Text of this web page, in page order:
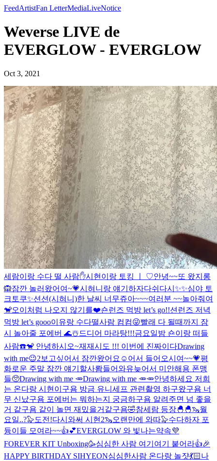
FeedArtistFan LetterMediaLiveNotice
Weverse LIVE de
EVERGLOW - EVERGLOW
Oct 3, 2021
세람이랑 수다 떨 사람✋시현이랑 토킹 ㅣ ♡안녕~~또 왔지롱
🙉잠깐 놀러왔어여~💗시혀니랑 얘기하자다쉬다시✨✨심야 토
크토쿠✨션션(시혀니)한 날씨 너무쥬아~~~여러분 ~~놀아줘여
🐒오이처럼 나오지 않기를❤️숀런즈 먹방 let’s go!!션런즈 저녁
먹방 let’s gooo이유랑 수다떨사람 컴컴😜빨래 다 될때까지 잠
시 놀아줄 포에버 🌊☃️드디어 마라탕!!!금요일밤 숀이랑 떠들
사람☎️🐒 안녕하시오~재재시도 !!! 이번에 진짜이다Drawing
with me😉2 보고싶어서 잠깐왔어요☺️ 어서 들어오시여~~💗평
화로운 주말 잠깐 얘기할사뢈들어와유늦어서 미안해용 폰맹
들🥺Drawing with me 🥕Drawing with me 🥕🥕안녕하세요 저희
는 온다랑 시현이구욤 방금 유니세프 관련촬영 하구왔구욤 너
무 신났구욤 포에버는 뭐하는지 궁금하구욤 알려주면 넘 좋을
거 같구욤 같이 놀면 재밌을거같구욤🤣참세람 등장🐣🐣🦦월
요일..?🦭도전!다시와써 시현2🦦오랜만에 와따🦭수다하자 포
듕이들 모여라~~👍💕EVERGLOW 와 빛나는약속💜
FOREVER KIT Unboxing🥳심심한 사람 여기여기 붙어라👍🎉
HAPPY BIRTHDAY SIHYEON심심한사람 온다랑 놀쟛💃🏻나